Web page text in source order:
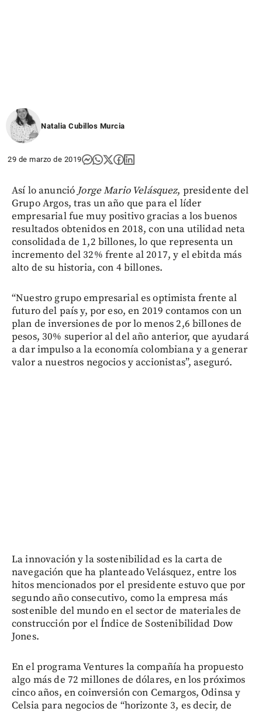
Natalia Cubillos Murcia
29 de marzo de 2019
Así lo anunció Jorge Mario Velásquez, presidente del
Grupo Argos, tras un año que para el líder
empresarial fue muy positivo gracias a los buenos
resultados obtenidos en 2018, con una utilidad neta
consolidada de 1,2 billones, lo que representa un
incremento del 32% frente al 2017, y el ebitda más
alto de su historia, con 4 billones.
“Nuestro grupo empresarial es optimista frente al
futuro del país y, por eso, en 2019 contamos con un
plan de inversiones de por lo menos 2,6 billones de
pesos, 30% superior al del año anterior, que ayudará
a dar impulso a la economía colombiana y a generar
valor a nuestros negocios y accionistas”, aseguró.
La innovación y la sostenibilidad es la carta de
navegación que ha planteado Velásquez, entre los
hitos mencionados por el presidente estuvo que por
segundo año consecutivo, como la empresa más
sostenible del mundo en el sector de materiales de
construcción por el Índice de Sostenibilidad Dow
Jones.
En el programa Ventures la compañía ha propuesto
algo más de 72 millones de dólares, en los próximos
cinco años, en coinversión con Cemargos, Odinsa y
Celsia para negocios de “horizonte 3, es decir, de